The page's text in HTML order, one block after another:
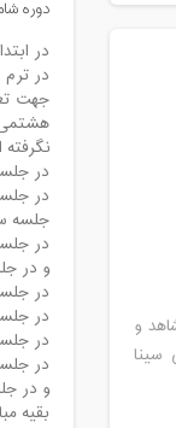
دوره شامل 10 جلسه ی یکساعت وربع می باشد و طی این 10 جلسه
در
در
هشتمی
در
در
جلسه
در
و در
در
در
در
در
و در
بقیه
و
سینا